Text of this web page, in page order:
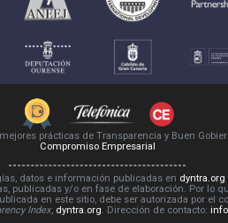
prácticas de Transparencia y Buen
Compromiso Empresarial
datos e información publicadas en dyntra.org
publicadas y/o en fase de elaboración. Por lo
en este sitio, debe ser autorizada por el
Index, dyntra.org. Dirección de contacto: